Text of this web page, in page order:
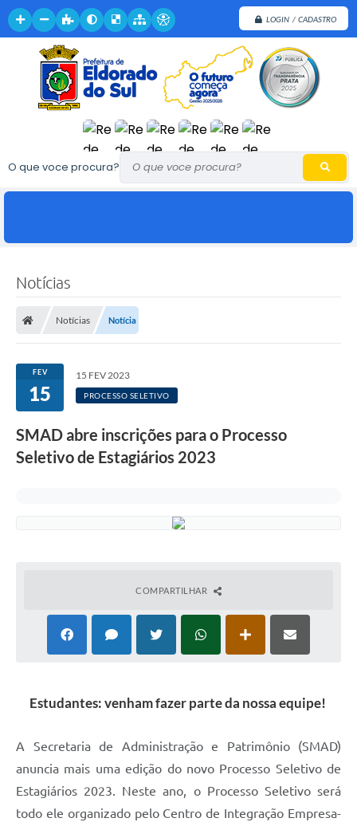
LOGIN / CADASTRO
O que voce procura?
Notícias
Notícias Notícia
FEV
15
15 FEV 2023
PROCESSO SELETIVO
SMAD abre inscrições para o Processo
Seletivo de Estagiários 2023
COMPARTILHAR
Estudantes: venham fazer parte da nossa equipe!
A Secretaria de Administração e Patrimônio (SMAD)
anuncia mais uma edição do novo Processo Seletivo de
Estagiários 2023. Neste ano, o Processo Seletivo será
todo ele organizado pelo Centro de Integração Empresa-